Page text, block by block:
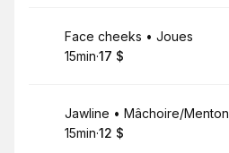
Réserver
Face cheeks • Joues
.Durée de l'appel
15min·
.Prix
17 $
Réserver
Jawline • Mâchoire/Menton
.Durée de l'appel
15min·
.Prix
12 $